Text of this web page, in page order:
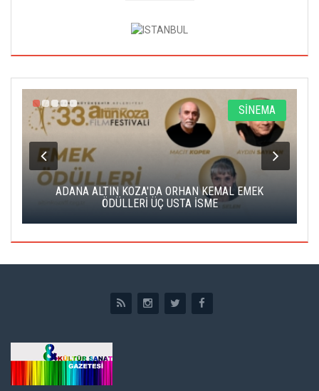
SİNEMA
ADANA ALTIN KOZA'DA ORHAN KEMAL EMEK
ÖDÜLLERİ ÜÇ USTA İSME